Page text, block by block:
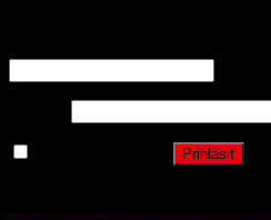
Prihlásiť